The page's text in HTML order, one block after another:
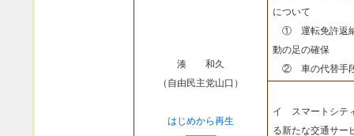
湊 和久
（自由民主党山口）
はじめから再生
について
① 運転免許返納
動の足の確保
② 車の代替手段
イ スマートシテ
る新たな交通サー